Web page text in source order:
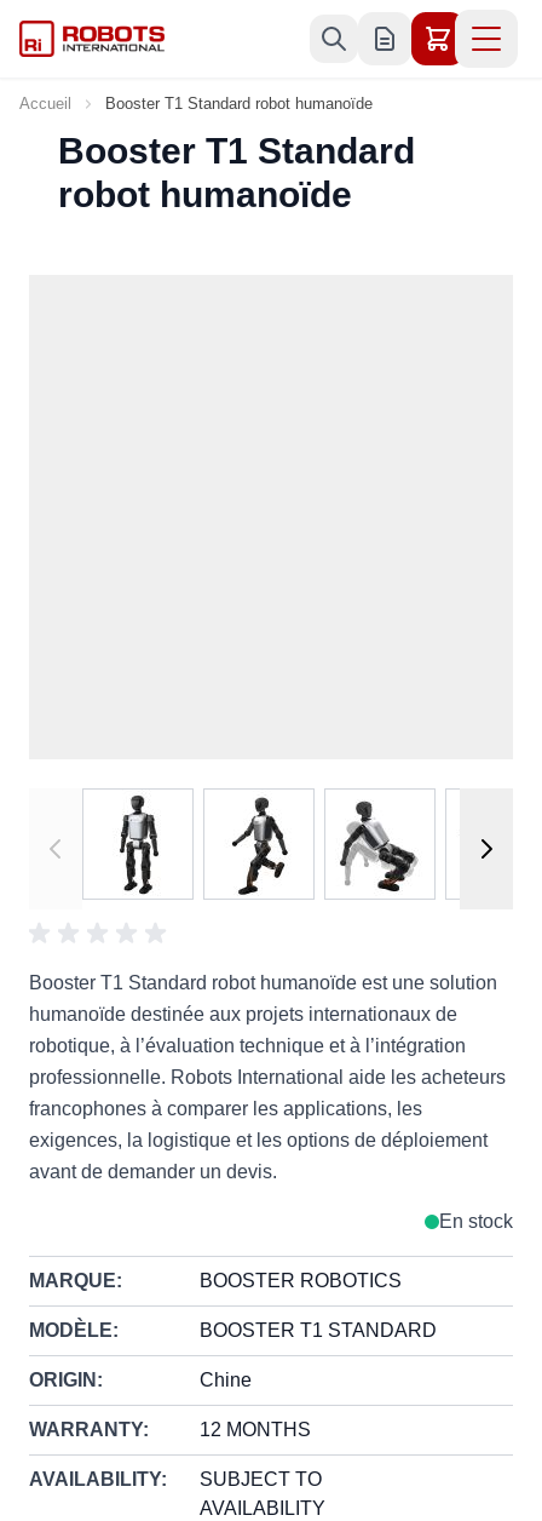
Accueil Booster T1 Standard robot humanoïde
Booster T1 Standard
robot humanoïde
View larger imageView larger image
Booster T1 Standard robot humanoïde est une solution
humanoïde destinée aux projets internationaux de
robotique, à l’évaluation technique et à l’intégration
professionnelle. Robots International aide les acheteurs
francophones à comparer les applications, les
exigences, la logistique et les options de déploiement
avant de demander un devis.
En stock
MARQUE: BOOSTER ROBOTICS
MODÈLE: BOOSTER T1 STANDARD
ORIGIN: Chine
WARRANTY: 12 MONTHS
AVAILABILITY:
SUBJECT TO
AVAILABILITY